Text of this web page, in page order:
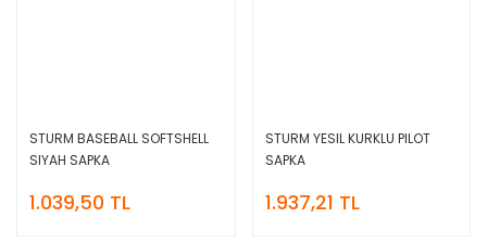
STURM BASEBALL SOFTSHELL
SIYAH SAPKA
1.039,50 TL
STURM YESIL KURKLU PILOT
SAPKA
1.937,21 TL